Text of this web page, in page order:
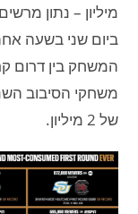
ביום שני בשעה
של 2 מיליון.